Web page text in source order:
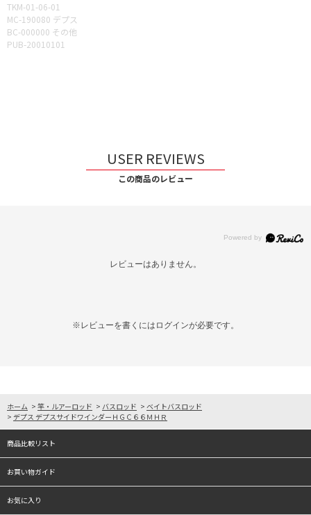
TKM-01-06-01
MC-190080 デプス
BC-000000 その他
PUB-20010101
USER REVIEWS
この商品のレビュー
レビューはありません。
※レビューを書くには ログインが必要です。
ホーム > 竿・ルアーロッド > バスロッド > ベイトバスロッド
> デプス デプスサイドワインダーＨＧＣ６６ＭＨＲ
商品比較リスト
お買い物ガイド
お気に入り